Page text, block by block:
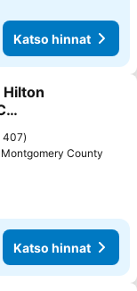
Katso hinnat
Hilton
407
County
Katso hinnat